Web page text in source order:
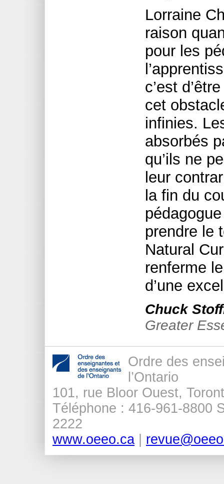
Lorraine
raison
pour les
c’est
cet
infinies.
absorbés
qu’ils ne
leur
la fin du
prendre le
Natural
renferme
d’une
Chuck
Greater
Ordre des
l’Ontario
101, rue Bloor Ouest,
Téléphone : 416-961-8800
2222
www.oeeo.ca